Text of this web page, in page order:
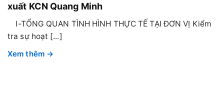
xuất KCN Quang Minh
I-TỔNG QUAN TÌNH HÌNH THỰC TẾ TẠI ĐƠN VỊ Kiểm
tra sự hoạt [...]